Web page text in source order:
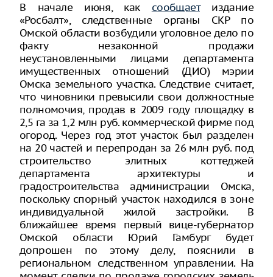
В начале июня, как сообщаетиздание
«Росбалт», следственные органы СКР по
Омской области возбудили уголовное дело по
факту незаконной продажи
неустановленными лицами департамента
имущественных отношений (ДИО) мэрии
Омска земельного участка. Следствие считает,
что чиновники превысили свои должностные
полномочия, продав в 2009 году площадку в
2,5 га за 1,2 млн руб. коммерческой фирме под
огород. Через год этот участок был разделен
на 20 частей и перепродан за 26 млн руб. под
строительство элитных коттеджей
департамента архитектуры и
градостроительства администрации Омска,
поскольку спорный участок находился в зоне
индивидуальной жилой застройки. В
ближайшее время первый вице-губернатор
Омской области Юрий Гамбург будет
допрошен по этому делу, пояснили в
региональном следственном управлении. На